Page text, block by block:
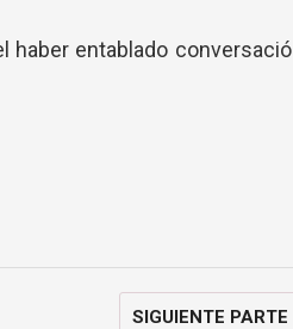
haber entablado
SIGUIENTE PARTE